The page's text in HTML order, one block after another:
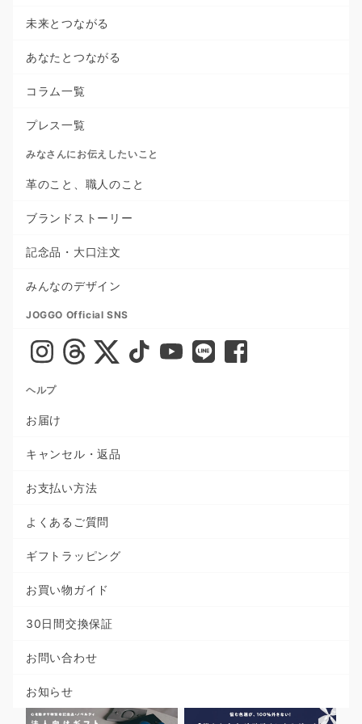
未来とつながる
あなたとつながる
コラム一覧
プレス一覧
みなさんにお伝えしたいこと
革のこと、職人のこと
ブランドストーリー
記念品・大口注文
みんなのデザイン
JOGGO Official SNS
ヘルプ
お届け
キャンセル・返品
お支払い方法
よくあるご質問
ギフトラッピング
お買い物ガイド
30日間交換保証
お問い合わせ
お知らせ